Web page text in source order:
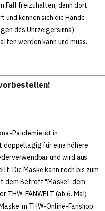
Fall freizuhalten, denn dort
und können sich die Hände
des Uhrzeigersinns)
werden kann und muss.
Pandemie ist in
doppellagig für eine höhere
und wird aus
Die Maske kann noch bis zum
dem Betreff "Maske", dem
THW-FANWELT (ab 6. Mai)
im THW-Online-Fanshop